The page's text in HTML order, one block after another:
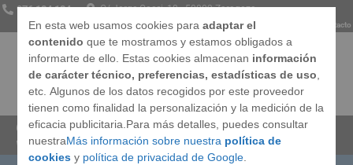
En esta web usamos cookies para adaptar el
contenido que te mostramos y estamos obligados a
informarte de ello. Estas cookies almacenan información
de carácter técnico, preferencias, estadísticas de uso,
etc. Algunos de los datos recogidos por este proveedor
tienen como finalidad la personalización y la medición de la
eficacia publicitaria.Para más detalles, puedes consultar
nuestraMás información sobre nuestra política de
cookiesy política de privacidad de Google.
976 134 134 C/ Jorge Cocci, 18 · 50002 Zaragoza
Somos Opiniones Preguntas frecuentes Contacto
Ventanas
Techos
Cerramientos Integrales»Blog»Soluciones para
ventanas a pie de calle